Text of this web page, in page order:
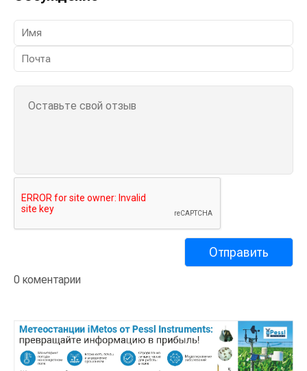
0 коментарии